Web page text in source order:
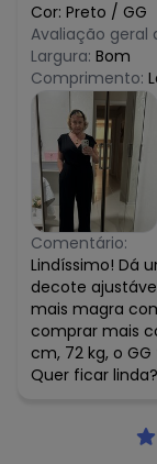
Cor: Preto / GG
Avaliação geral
Largura: Bom
Comprimento:
Comentário:
Lindíssimo! Dá
decote
mais magra
comprar mais
cm, 72 kg, o
Quer ficar